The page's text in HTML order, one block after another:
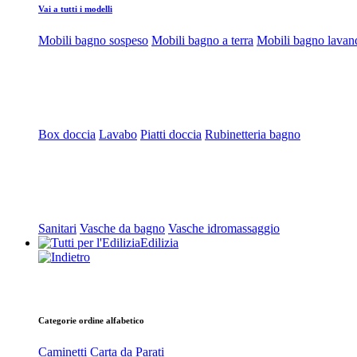
Vai a tutti i modelli
Mobili bagno sospeso Mobili bagno a terra Mobili bagno
Box doccia Lavabo Piatti doccia Rubinetteria bagno
Sanitari Vasche da bagno Vasche idromassaggio
Edilizia
Categorie ordine alfabetico
Caminetti Carta da Parati